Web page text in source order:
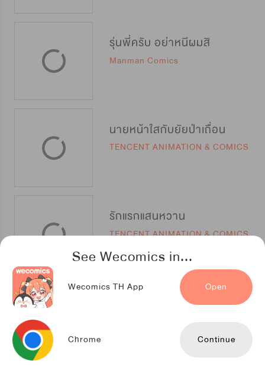
See Wecomics in...
Wecomics TH App Open
Chrome Continue
รุ่นพี่ครับ อย่าหนีผมสิ
Manman Comics
นายหน้าใสกับยัยป่าเถื่อน
TENCENT ANIMATION & COMICS
รักแรกแสนหวาน
TENCENT ANIMATION & COMICS
เกลียดนักรักซะเลย